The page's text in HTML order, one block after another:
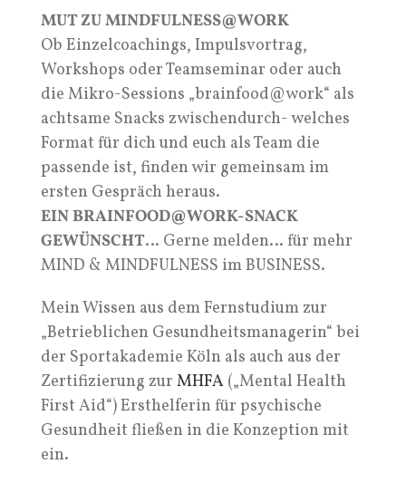
MUT ZU MINDFULNESS@WORK
Ob Einzelcoachings, Impulsvortrag,
Workshops oder Teamseminar oder auch
die Mikro-Sessions „brainfood@work“ als
achtsame Snacks zwischendurch- welches
Format für dich und euch als Team die
passende ist, finden wir gemeinsam im
ersten Gespräch heraus.
EIN BRAINFOOD@WORK-SNACK
GEWÜNSCHT… Gerne melden… für mehr
MIND & MINDFULNESS im BUSINESS.
Mein Wissen aus dem Fernstudium zur
„Betrieblichen Gesundheitsmanagerin“ bei
der Sportakademie Köln als auch aus der
Zertifizierung zur MHFA(„Mental Health
First Aid“) Ersthelferin für psychische
Gesundheit fließen in die Konzeption mit
ein.